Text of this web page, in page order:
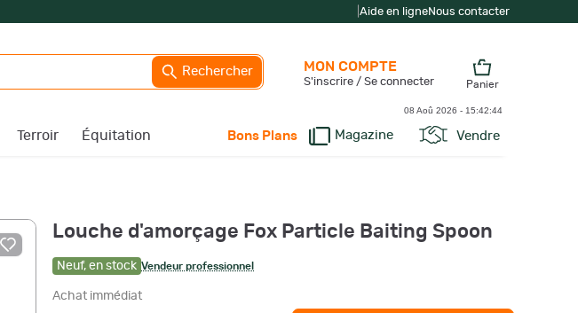
Aide en ligneNous contacter
Rechercher
Terroir Équitation Bons Plans Magazine Vendre
MON COMPTE
S'inscrire / Se connecter Panier
08 Aoû 2026 - 15:42:45
Louche d'amorçage Fox Particle Baiting Spoon
Neuf, en stock Vendeur professionnel
Achat immédiat